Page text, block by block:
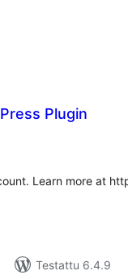
Plugin
Learn more at
Testattu 6.4.9